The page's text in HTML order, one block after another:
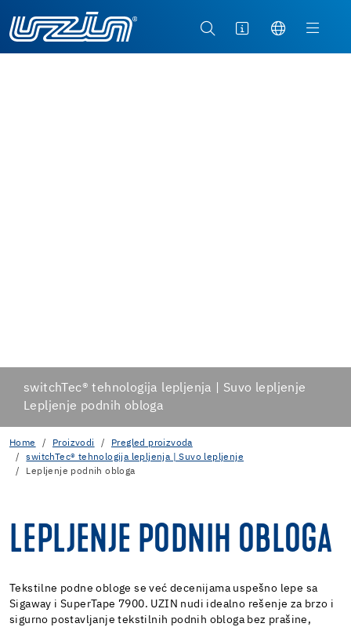
switchTec® tehnologija lepljenja | Suvo lepljenje
Lepljenje podnih obloga
Home Proizvodi
Pregled proizvoda
switchTec® tehnologija lepljenja | Suvo lepljenje
Lepljenje podnih obloga
LEPLJENJE PODNIH OBLOGA
Tekstilne podne obloge se već decenijama uspešno lepe sa
Sigaway i SuperTape 7900. UZIN nudi idealno rešenje za brzo i
sigurno postavljanje tekstilnih podnih obloga bez prašine,